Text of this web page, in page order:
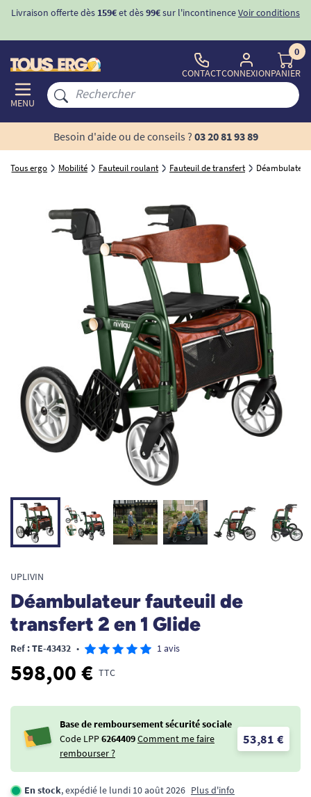
Livraison offerte dès 159€et dès99€sur l'incontinenceVoir conditions
MENU
CONTACTCONNEXION
0
PANIER
Besoin d'aide ou de conseils ? 03 20 81 93 89
Tous ergo Mobilité Fauteuil roulant Fauteuil de transfert
UPLIVIN
Déambulateur fauteuil de
transfert 2 en 1 Glide
Ref : TE-43432 • 1 avis
598,00 € TTC
Base de remboursement sécurité sociale
Code LPP6264409Comment me faire
rembourser ?
53,81 €
En stock, expédié le lundi 10 août 2026 Plus d'info